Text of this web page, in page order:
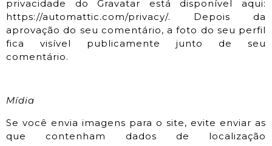
privacidade do Gravatar está disponível aqui:
https://automattic.com/privacy/. Depois da
aprovação do seu comentário, a foto do seu perfil
fica visível publicamente junto de seu
comentário.
Mídia
Se você envia imagens para o site, evite enviar as
que contenham dados de localização